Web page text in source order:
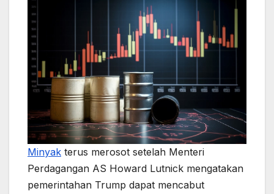
Minyak terus merosot setelah Menteri
Perdagangan AS Howard Lutnick mengatakan
pemerintahan Trump dapat mencabut